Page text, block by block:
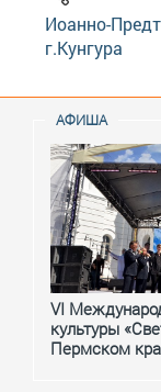
Иоанно-
г.Кунгура
АФИША
VI
культуры
Пермском